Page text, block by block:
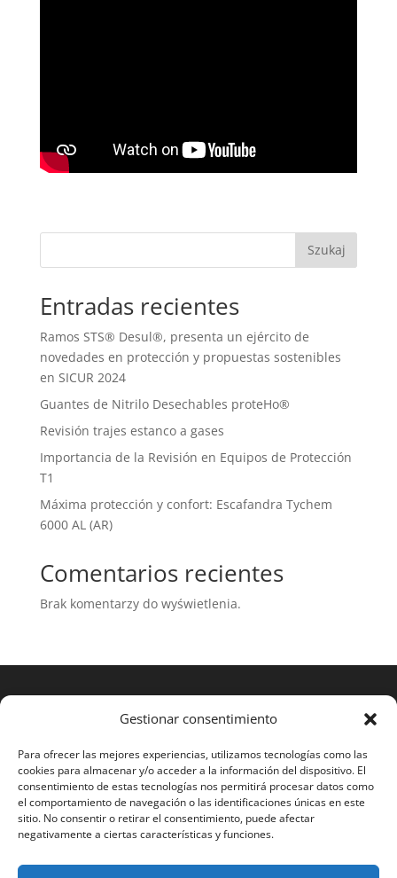
Gestionar consentimiento
Para ofrecer las mejores experiencias, utilizamos tecnologías como las
cookies para almacenar y/o acceder a la información del dispositivo. El
consentimiento de estas tecnologías nos permitirá procesar datos como
el comportamiento de navegación o las identificaciones únicas en este
sitio. No consentir o retirar el consentimiento, puede afectar
negativamente a ciertas características y funciones.
Szukaj
Entradas recientes
Ramos STS® Desul®, presenta un ejército de
novedades en protección y propuestas sostenibles
en SICUR 2024
Guantes de Nitrilo Desechables proteHo®
Revisión trajes estanco a gases
Importancia de la Revisión en Equipos de Protección
T1
Máxima protección y confort: Escafandra Tychem
6000 AL (AR)
Comentarios recientes
Brak komentarzy do wyświetlenia.